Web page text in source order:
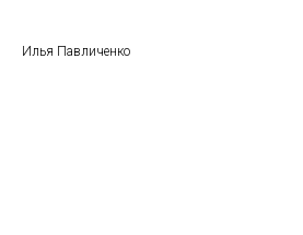
Илья Павличенко